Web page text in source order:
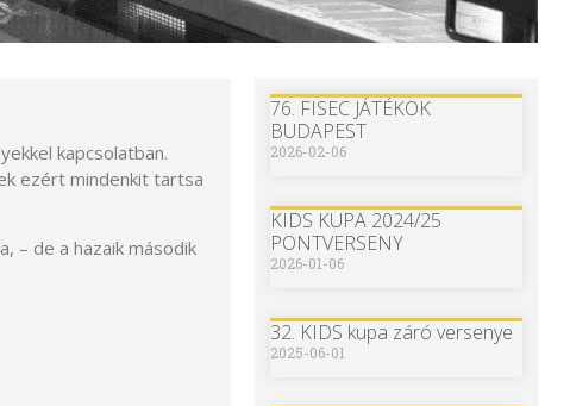
kapcsolatban.
ezért mindenkit tartsa
– de a hazaik második
76. FISEC JÁTÉKOK
BUDAPEST
2026-02-06
KIDS KUPA 2024/25
PONTVERSENY
2026-01-06
32. KIDS kupa záró versenye
2025-06-01